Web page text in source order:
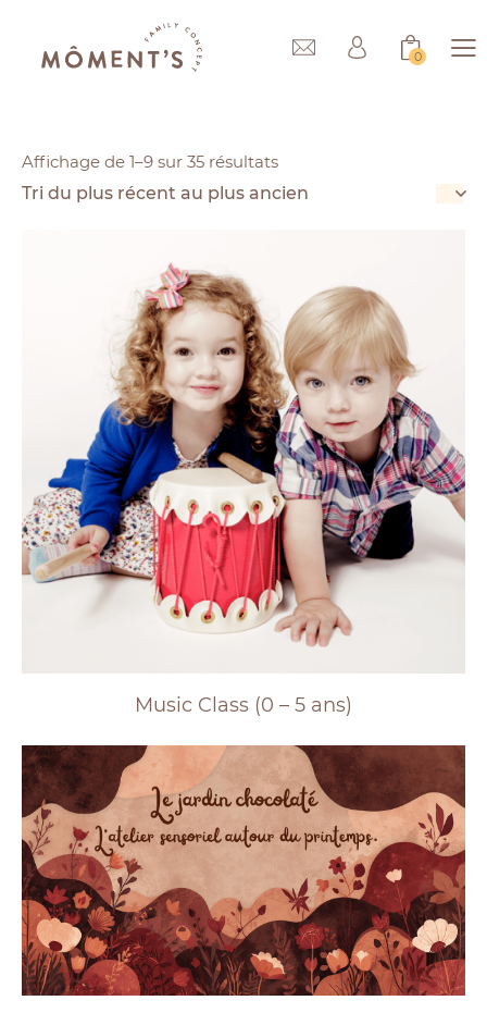
0
Affichage de 1–9 sur 35 résultats
Music Class (0 – 5 ans)